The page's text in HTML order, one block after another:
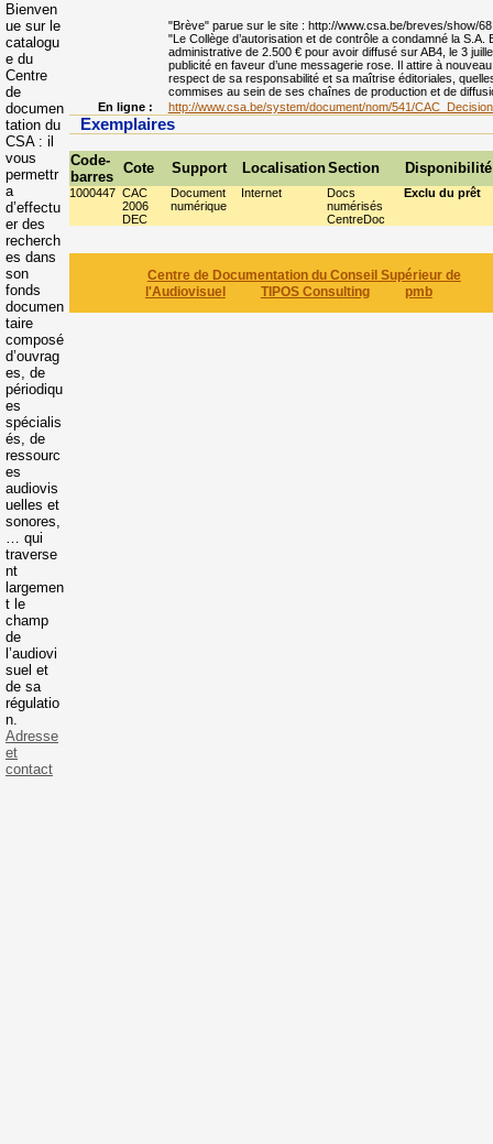
"Brève" parue sur le site : http://www.csa.be/breves/show/
"Le Collège d’autorisation et de contrôle a condamné la S.A.
administrative de 2.500 € pour avoir diffusé sur AB4, le 3
publicité en faveur d’une messagerie rose. Il attire à nouveau
respect de sa responsabilité et sa maîtrise éditoriales,
commises au sein de ses chaînes de production et de
En ligne :
http://www.csa.be/system/document/nom/541/
Exemplaires
Code-
barres
Cote Support LocalisationSection Disponibilité
1000447 CAC
2006
DEC
Document
numérique
Internet
Docs
numérisés
CentreDoc
Exclu du prêt
Centre de Documentation du Conseil Supérieur de
l'Audiovisuel
TIPOS Consulting pmb
Bienven
ue sur le
catalogu
e du
Centre
de
documen
tation du
CSA : il
vous
permettr
a
d’effectu
er des
recherch
es dans
son
fonds
documen
taire
composé
d’ouvrag
es, de
périodiqu
es
spécialis
és, de
ressourc
es
audiovis
uelles et
sonores,
… qui
traverse
nt
largemen
t le
champ
de
l’audiovi
suel et
de sa
régulatio
n.
Adresse
et
contact